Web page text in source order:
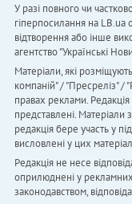
У разі повного чи
гіперпосилання на LB.ua
відтворення або інше
агентство "Українськi
Матеріали, які
компаній" / "Пресреліз" /
правах реклами.
представлені.
редакція бере участь у
висловлені у цих
Редакція не несе
оприлюднені у рекламних
законодавством,